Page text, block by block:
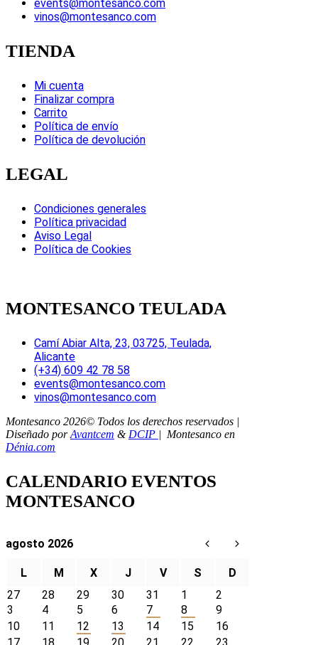
events@montesanco.com
vinos@montesanco.com
TIENDA
Mi cuenta
Finalizar compra
Carrito
Política de envío
Política de devolución
LEGAL
Condiciones generales
Política privacidad
Aviso Legal
Política de Cookies
MONTESANCO TEULADA
Camí Abiar Alta, 23, 03725, Teulada,
Alicante
(+34) 609 42 78 58
events@montesanco.com
vinos@montesanco.com
Montesanco 2026© Todos los derechos reservados |
Diseñado porAvantcem &DCIP
| Montesanco en
Dénia.com
CALENDARIO EVENTOS
MONTESANCO
agosto 2026
L M X J V S
D
27
28 29 30 31 1
2
3
4 5 6 7 8
9
10
11 12 13 14 15
16